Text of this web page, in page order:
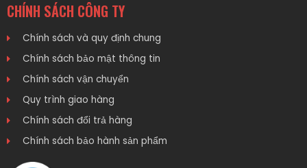
CHÍNH SÁCH CÔNG TY
Chính sách và quy định chung
Chính sách bảo mật thông tin
Chính sách vận chuyển
Quy trình giao hàng
Chính sách đổi trả hàng
Chính sách bảo hành sản phẩm